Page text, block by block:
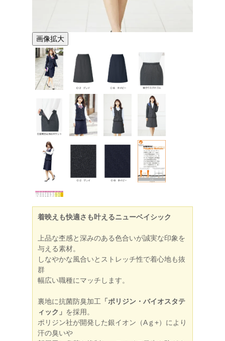
画像拡大
着映えも快適さも叶えるニューベイシック
上品な杢感と深みのある色合いが誠実な印象を
与える素材。
しなやかな風合いとストレッチ性で着心地も抜
群
幅広い職種にマッチします。
裏地に抗菌防臭加工 「ポリジン・バイオスタテ
ィック」 を採用。
ポリジン社が開発した銀イオン（Aｇ+）により
汗の臭いや